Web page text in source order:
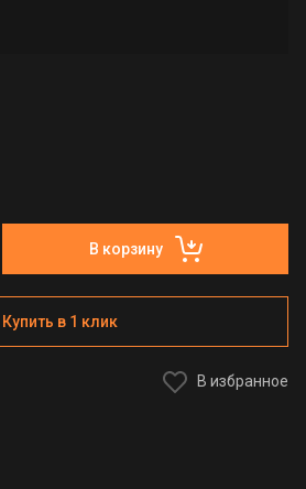
В корзину
Купить в 1 клик
В избранное